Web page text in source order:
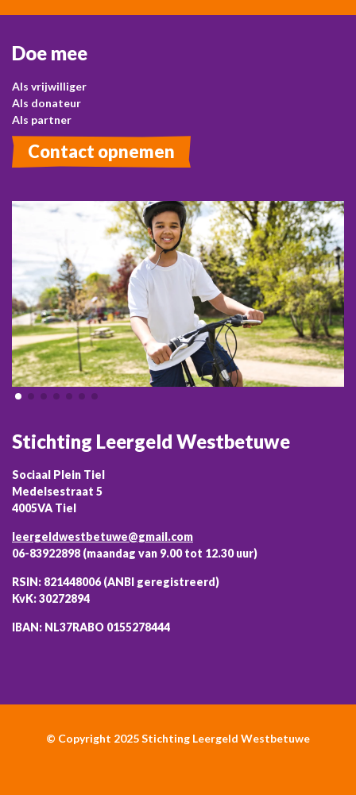
Doe mee
Als vrijwilliger
Als donateur
Als partner
Contact opnemen
Stichting Leergeld Westbetuwe
Sociaal Plein Tiel
Medelsestraat 5
4005VA Tiel
leergeldwestbetuwe@gmail.com
06-83922898 (maandag van 9.00 tot 12.30 uur)
RSIN: 821448006 (ANBI geregistreerd)
KvK: 30272894
IBAN: NL37RABO 0155278444
© Copyright 2025 Stichting Leergeld Westbetuwe